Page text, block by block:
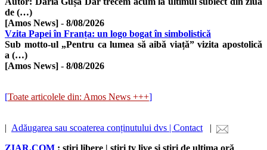
de (…)
[Amos News] - 8/08/2026
Vzita Papei în Franța: un logo bogat în simbolistică
Sub motto-ul „Pentru ca lumea să aibă viață” vizita apostolică
a (…)
[Amos News] - 8/08/2026
[Toate articolele din: Amos News +++]
| Adăugarea sau scoaterea conținutului dvs | Contact |